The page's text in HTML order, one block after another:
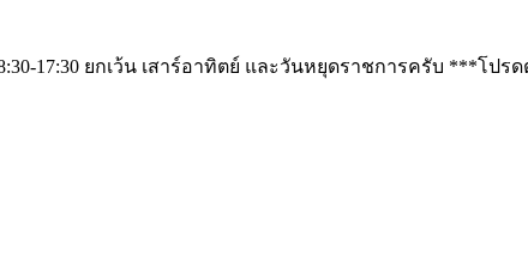
​8:30-17:30 ยกเว้น​ เสาร์​อาทิตย์​ และวันหยุดราชการครับ ***โป